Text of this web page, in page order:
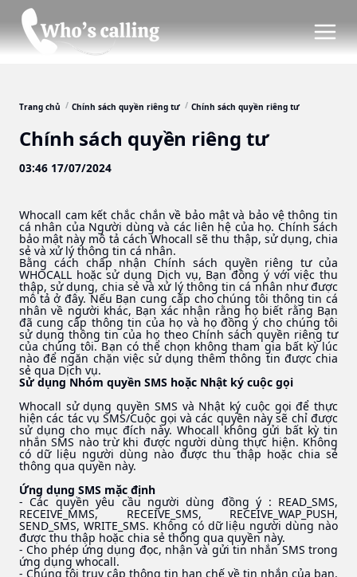
Trang chủ Chính sách quyền riêng tư Chính sách quyền riêng tư
Chính sách quyền riêng tư
03:46 17/07/2024
Whocall cam kết chắc chắn về bảo mật và bảo vệ thông tin
cá nhân của Người dùng và các liên hệ của họ. Chính sách
bảo mật này mô tả cách Whocall sẽ thu thập, sử dụng, chia
sẻ và xử lý thông tin cá nhân.
Bằng cách chấp nhận Chính sách quyền riêng tư của
WHOCALL hoặc sử dụng Dịch vụ, Bạn đồng ý với việc thu
thập, sử dụng, chia sẻ và xử lý thông tin cá nhân như được
mô tả ở đây. Nếu Bạn cung cấp cho chúng tôi thông tin cá
nhân về người khác, Bạn xác nhận rằng họ biết rằng Bạn
đã cung cấp thông tin của họ và họ đồng ý cho chúng tôi
sử dụng thông tin của họ theo Chính sách quyền riêng tư
của chúng tôi. Bạn có thể chọn không tham gia bất kỳ lúc
nào để ngăn chặn việc sử dụng thêm thông tin được chia
sẻ qua Dịch vụ.
Sử dụng Nhóm quyền SMS hoặc Nhật ký cuộc gọi
Whocall sử dụng quyền SMS và Nhật ký cuộc gọi để thực
hiện các tác vụ SMS/Cuộc gọi và các quyền này sẽ chỉ được
sử dụng cho mục đích này. Whocall không gửi bất kỳ tin
nhắn SMS nào trừ khi được người dùng thực hiện. Không
có dữ liệu người dùng nào được thu thập hoặc chia sẻ
thông qua quyền này.
Ứng dụng SMS mặc định
- Các quyền yêu cầu người dùng đồng ý : READ_SMS,
RECEIVE_MMS, RECEIVE_SMS, RECEIVE_WAP_PUSH,
SEND_SMS, WRITE_SMS. Không có dữ liệu người dùng nào
được thu thập hoặc chia sẻ thông qua quyền này.
- Cho phép ứng dụng đọc, nhận và gửi tin nhắn SMS trong
ứng dụng whocall.
- Chúng tôi truy cập thông tin hạn chế về tin nhắn của bạn,